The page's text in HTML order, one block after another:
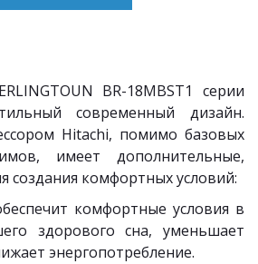
BR-18MBST1 серии
современный дизайн.
Hitachi, помимо базовых
имеет дополнительные,
создания комфортных условий:
комфортные условия в
здорового сна, уменьшает
энергопотребление.